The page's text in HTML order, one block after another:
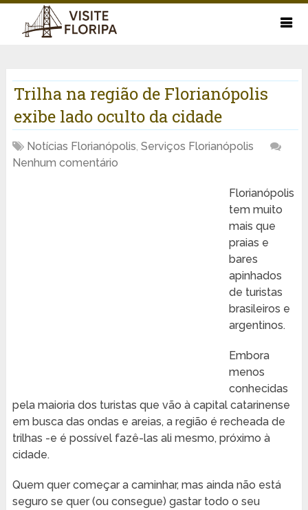
Trilha na região de Florianópolis
exibe lado oculto da cidade
Notícias Florianópolis, Serviços Florianópolis
Nenhum comentário
Florianópolis
tem muito
mais que
praias e
bares
apinhados
de turistas
brasileiros e
argentinos.
Embora
menos
conhecidas
pela maioria dos turistas que vão à capital catarinense
em busca das ondas e areias, a região é recheada de
trilhas -e é possível fazê-las ali mesmo, próximo à
cidade.
Quem quer começar a caminhar, mas ainda não está
seguro se quer (ou consegue) gastar todo o seu